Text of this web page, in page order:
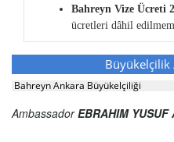
Bahreyn Vize Ücreti
ücretleri dâhil
Büyükelçilik
Bahreyn Ankara Büyükelçiliği
AmbassadorEBRAHIM